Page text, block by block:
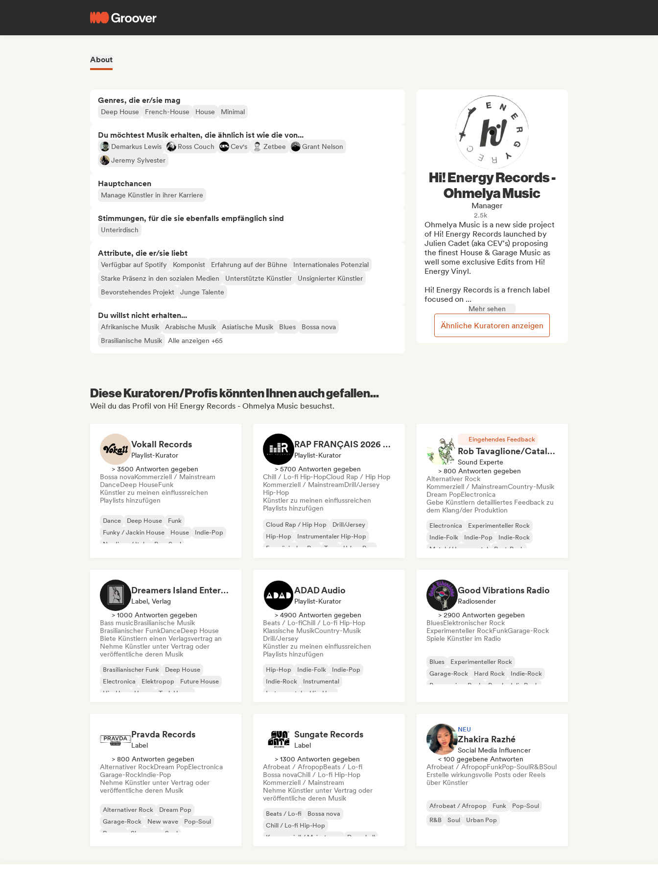
About
Genres, die er/sie mag
Deep House French-House House Minimal
Du möchtest Musik erhalten, die ähnlich ist wie die von...
Demarkus Lewis Ross Couch Cev's Zetbee
Grant Nelson
Jeremy Sylvester
Hauptchancen
Manage Künstler in ihrer Karriere
Stimmungen, für die sie ebenfalls empfänglich sind
Unterirdisch
Attribute, die er/sie liebt
Verfügbar auf Spotify Komponist Erfahrung auf der Bühne
Internationales Potenzial
Starke Präsenz in den sozialen Medien
Unterstützte Künstler
Unsignierter Künstler
Bevorstehendes Projekt
Junge Talente
Du willst nicht erhalten...
Afrikanische Musik Arabische Musik Asiatische Musik Blues
Bossa nova
Brasilianische Musik
Alle anzeigen +65
Hi! Energy Records -
Ohmelya Music
Manager
2.5k
Ohmelya Music is a new side project
of Hi! Energy Records launched by
Julien Cadet (aka CEV's) proposing
the finest House & Garage Music as
well some exclusive Edits from Hi!
Energy Vinyl.
Hi! Energy Records is a french label
focused on ...
Mehr sehen
Ähnliche Kuratoren anzeigen
Diese Kuratoren/Profis könnten Ihnen auch gefallen...
Weil du das Profil von Hi! Energy Records - Ohmelya Music besuchst.
Vokall Records
Playlist-Kurator
> 3500 Antworten gegeben
Bossa novaKommerziell / Mainstream
DanceDeep HouseFunk
Künstler zu meinen einflussreichen
Playlists hinzufügen
Dance Deep House
Funk
Funky / Jackin House
House
Indie-Pop
Nu-disco / Italo
Pop-Soul
RAP FRANÇAIS 2026 🔥🇫🇷 (Way Records)
Playlist-Kurator
> 5700 Antworten gegeben
Chill / Lo-fi Hip-HopCloud Rap / Hip Hop
Kommerziell / MainstreamDrill/Jersey
Hip-Hop
Künstler zu meinen einflussreichen
Playlists hinzufügen
Cloud Rap / Hip Hop
Drill/Jersey
Hip-Hop
Instrumentaler Hip-Hop
Französischer Rap
Trap
Urban Pop
Eingehendes Feedback
Rob Tavaglione/Catalyst Recording
Sound Experte
> 800 Antworten gegeben
Alternativer Rock
Kommerziell / MainstreamCountry-Musik
Dream PopElectronica
Gebe Künstlern detailliertes Feedback zu
dem Klang/der Produktion
Electronica
Experimenteller Rock
Indie-Folk
Indie-Pop
Indie-Rock
Metal / Heavy metal
Post-Punk
Dreamers Island Entertainment
Label, Verlag
> 1000 Antworten gegeben
Bass musicBrasilianische Musik
Brasilianischer FunkDanceDeep House
Biete Künstlern einen Verlagsvertrag an
Nehme Künstler unter Vertrag oder
veröffentliche deren Musik
Brasilianischer Funk
Deep House
Electronica
Elektropop
Future House
Hip-Hop
House Tech House
ADAD Audio
Playlist-Kurator
> 4900 Antworten gegeben
Beats / Lo-fiChill / Lo-fi Hip-Hop
Klassische MusikCountry-Musik
Drill/Jersey
Künstler zu meinen einflussreichen
Playlists hinzufügen
Hip-Hop Indie-Folk
Indie-Pop
Indie-Rock
Instrumental
Instrumentaler Hip-Hop
Good Vibrations Radio
Radiosender
> 2900 Antworten gegeben
BluesElektronischer Rock
Experimenteller RockFunkGarage-Rock
Spiele Künstler im Radio
Blues
Experimenteller Rock
Garage-Rock
Hard Rock
Indie-Rock
Progressiver Rock
Psychedelic Rock
Pravda Records
Label
> 800 Antworten gegeben
Alternativer RockDream PopElectronica
Garage-RockIndie-Pop
Nehme Künstler unter Vertrag oder
veröffentliche deren Musik
Alternativer Rock
Dream Pop
Garage-Rock
New wave
Pop-Soul
Reggae
Shoegaze Soul
Sungate Records
Label
> 1300 Antworten gegeben
Afrobeat / AfropopBeats / Lo-fi
Bossa novaChill / Lo-fi Hip-Hop
Kommerziell / Mainstream
Nehme Künstler unter Vertrag oder
veröffentliche deren Musik
Beats / Lo-fi
Bossa nova
Chill / Lo-fi Hip-Hop
Kommerziell / Mainstream
Dancehall
NEU
Zhakira Razhé
Social Media Influencer
< 100 gegebene Antworten
Afrobeat / AfropopFunkPop-SoulR&BSoul
Erstelle wirkungsvolle Posts oder Reels
über Künstler
Afrobeat / Afropop Funk
Pop-Soul
R&B
Soul Urban Pop